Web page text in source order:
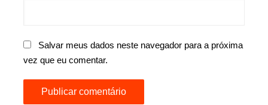
Salvar meus dados neste navegador para a próxima
vez que eu comentar.